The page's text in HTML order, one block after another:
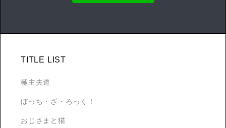
TITLE LIST
極主夫道
ぼっち・ざ・ろっく！
おじさまと猫